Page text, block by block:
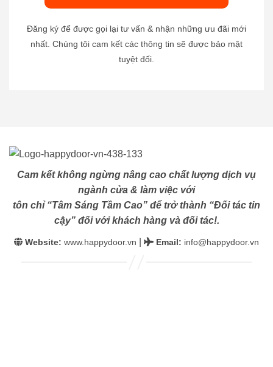
Đăng ký để được gọi lại tư vấn & nhận những ưu đãi mới
nhất. Chúng tôi cam kết các thông tin sẽ được bảo mật
tuyệt đối.
Cam kết không ngừng nâng cao chất lượng dịch vụ
ngành cửa & làm việc với
tôn chỉ “Tâm Sáng Tầm Cao” để trở thành “Đối tác tin
cậy” đối với khách hàng và đối tác!.
Website: www.happydoor.vn Email: info@happydoor.vn